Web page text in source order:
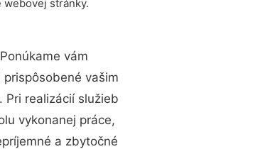
stránky.
vám
vašim
realizácií služieb
vykonanej práce,
a zbytočné